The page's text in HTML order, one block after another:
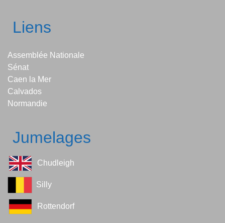
Liens
Assemblée Nationale
Sénat
Caen la Mer
Calvados
Normandie
Jumelages
Chudleigh
Silly
Rottendorf